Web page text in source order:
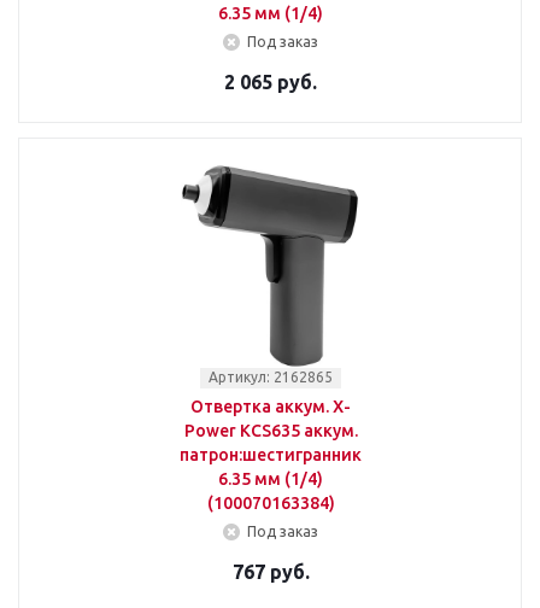
6.35 мм (1/4)
Под заказ
2 065 руб.
Артикул: 2162865
Отвертка аккум. X-
Power KCS635 аккум.
патрон:шестигранник
6.35 мм (1/4)
(100070163384)
Под заказ
767 руб.